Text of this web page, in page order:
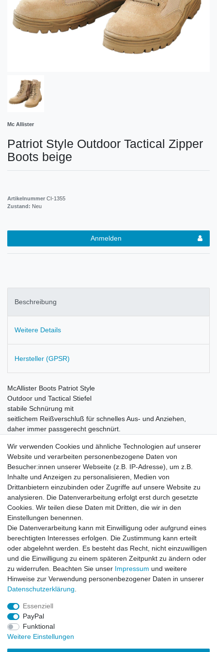
Mc Allister
Patriot Style Outdoor Tactical Zipper
Boots beige
Artikelnummer CI-1355
Zustand: Neu
Anmelden
Beschreibung
Weitere Details
Hersteller (GPSR)
McAllister Boots Patriot Style
Outdoor und Tactical Stiefel
stabile Schnürung mit
seitlichem Reißverschluß für schnelles Aus- und Anziehen,
daher immer passgerecht geschnürt.
Zehen- und Fersenbereich verstärkt
klimaregulierendes Innenfutter
antistatische öl- und benzinresistente Gummisohle
Material Leder / Nylon
Sohle Gummi
ÄHNLICH
Sonderangebot Thermo Einlege Sohlen
Wir verwenden Cookies und ähnliche Technologien auf unserer
Website und verarbeiten personenbezogene Daten von
Besucher:innen unserer Webseite (z.B. IP-Adresse), um z.B.
Inhalte und Anzeigen zu personalisieren, Medien von
Drittanbietern einzubinden oder Zugriffe auf unsere Website zu
analysieren. Die Datenverarbeitung erfolgt erst durch gesetzte
Cookies. Wir teilen diese Daten mit Dritten, die wir in den
Einstellungen benennen.
Die Datenverarbeitung kann mit Einwilligung oder aufgrund eines
berechtigten Interesses erfolgen. Die Zustimmung kann erteilt
oder abgelehnt werden. Es besteht das Recht, nicht einzuwilligen
und die Einwilligung zu einem späteren Zeitpunkt zu ändern oder
zu widerrufen. Beachten Sie unser Impressum und weitere
Hinweise zur Verwendung personenbezogener Daten in unserer
Daten­schutz­erklärung
Essenziell
PayPal
Funktional
Weitere Einstellungen